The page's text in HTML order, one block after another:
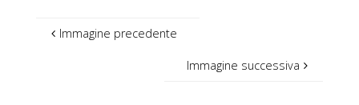
Immagine precedente
Immagine successiva